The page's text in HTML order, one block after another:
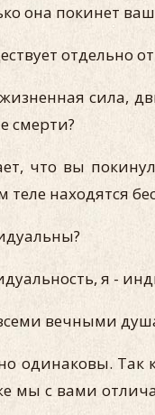
она покинет
отдельно
сила,
смерти?
что вы
находятся
я -
вечными
одинаковы. Так
мы с вами